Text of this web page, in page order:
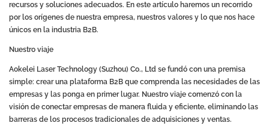
recursos y soluciones adecuados. En este artículo haremos un recorrido
por los orígenes de nuestra empresa, nuestros valores y lo que nos hace
únicos en la industria B2B.
Nuestro viaje
Aokelei Laser Technology (Suzhou) Co., Ltd se fundó con una premisa
simple: crear una plataforma B2B que comprenda las necesidades de las
empresas y las ponga en primer lugar. Nuestro viaje comenzó con la
visión de conectar empresas de manera fluida y eficiente, eliminando las
barreras de los procesos tradicionales de adquisiciones y ventas.